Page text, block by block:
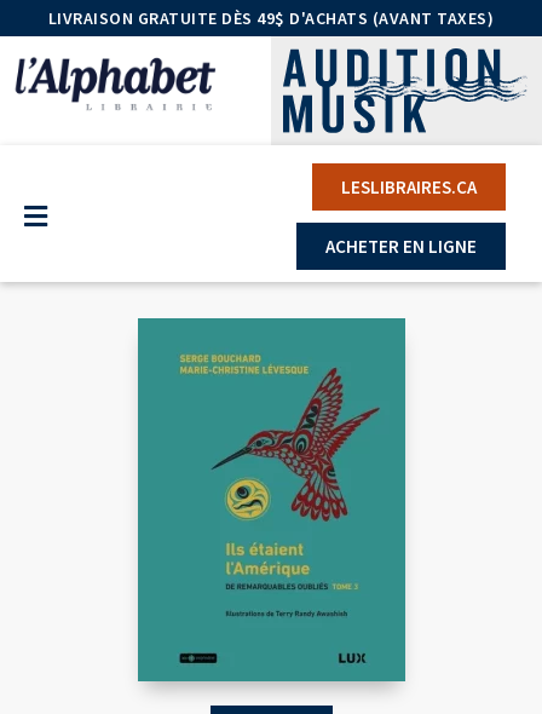
LIVRAISON GRATUITE DÈS 49$ D'ACHATS (AVANT TAXES)
LESLIBRAIRES.CA
ACHETER EN LIGNE